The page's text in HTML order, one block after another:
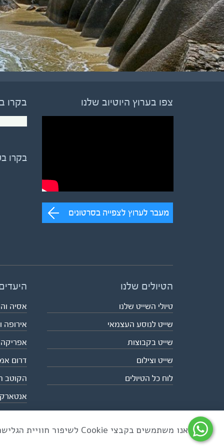
צפו בערוץ היוטיוב שלנו
מעבר לערוץ לצפייה בסרטונים
בקרו
בקרו
הטיולים שלנו
טיולי השייט שלנו
שייט לנוסע העצמאי
שייט בקבוצות
שייט וצילום
לוח כל הטיולים
אסיה
אירופה
אפריקה
דרום
הקוטב
כל הזכויות שמורות לאקו טיולי שטח | טלפון 03-6879090 | פקס 03-6879099 |
אנו משתמשים בקבצי Cookie לשיפור חוויית הגלישה ולניתוח שימוש באתר